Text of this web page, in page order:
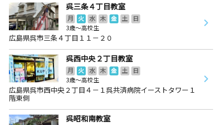
呉三条４丁目教室
月 火 水 木 金 土
日
3歳～高校生
広島県呉市三条４丁目１１－２０
呉西中央２丁目教室
月 火 水 木 金 土
日
3歳～高校生
広島県呉市西中央２丁目４－１呉共済病院イーストタワー１
階東側
呉昭和南教室